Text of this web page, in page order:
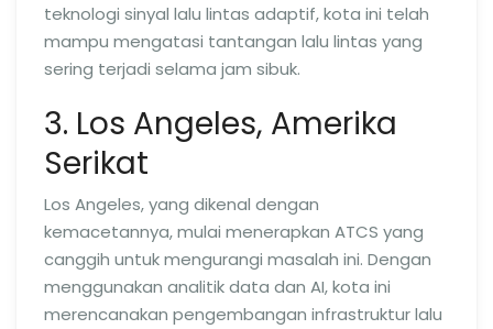
teknologi sinyal lalu lintas adaptif, kota ini telah
mampu mengatasi tantangan lalu lintas yang
sering terjadi selama jam sibuk.
3. Los Angeles, Amerika
Serikat
Los Angeles, yang dikenal dengan
kemacetannya, mulai menerapkan ATCS yang
canggih untuk mengurangi masalah ini. Dengan
menggunakan analitik data dan AI, kota ini
merencanakan pengembangan infrastruktur lalu